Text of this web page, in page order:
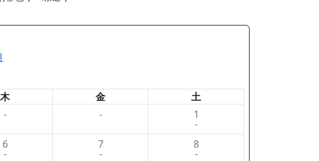
木 金
土
- - 1
-
6
-
7
-
8
-